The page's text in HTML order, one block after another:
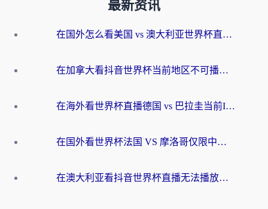
最新资讯
在国外怎么看美国 vs 澳大利亚世界杯直播？海外党必藏的中文解说观赛指南
在加拿大看抖音世界杯当前地区不可播放？海外党体育观赛终极指南
在海外看世界杯直播德国 vs 巴拉圭当前IP受限制？这篇指南帮你轻松解决地区限制
在国外看世界杯法国 VS 摩洛哥仅限中国大陆？别让地域限制拦下你的欢呼
在澳大利亚看抖音世界杯直播无法播放？海外党体育观赛终极指南来了！